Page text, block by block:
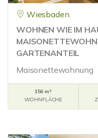
Wiesbaden
WOHNEN WIE IM
GARTENANTEIL
Maisonettewohnung
156 m²
WOHNFLÄCHE